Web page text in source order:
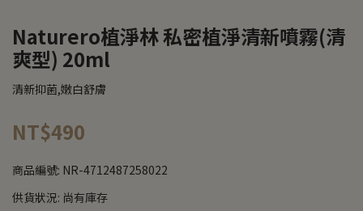
Naturero植淨林 私密植淨清新噴霧(清
爽型) 20ml
清新抑菌,嫩白舒膚
NT$490
商品編號: NR-4712487258022
供貨狀況: 尚有庫存